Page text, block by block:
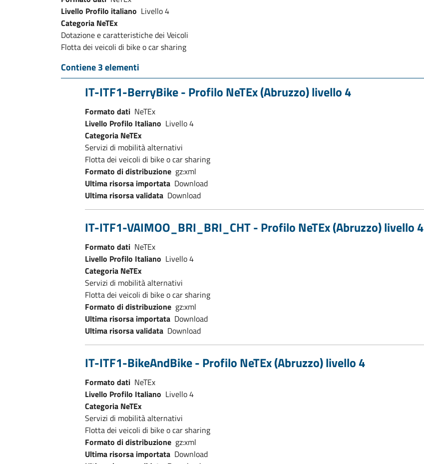
Livello Profilo italiano Livello 4
Categoria NeTEx
Dotazione e caratteristiche dei Veicoli
Flotta dei veicoli di bike o car sharing
Contiene 3 elementi
IT-ITF1-BerryBike - Profilo NeTEx (Abruzzo) livello 4
Formato dati NeTEx
Livello Profilo Italiano Livello 4
Categoria NeTEx
Servizi di mobilità alternativi
Flotta dei veicoli di bike o car sharing
Formato di distribuzione gz:xml
Ultima risorsa importata Download
Ultima risorsa validata Download
IT-ITF1-VAIMOO_BRI_BRI_CHT - Profilo NeTEx (Abruzzo) livello 4
Formato dati NeTEx
Livello Profilo Italiano Livello 4
Categoria NeTEx
Servizi di mobilità alternativi
Flotta dei veicoli di bike o car sharing
Formato di distribuzione gz:xml
Ultima risorsa importata Download
Ultima risorsa validata Download
IT-ITF1-BikeAndBike - Profilo NeTEx (Abruzzo) livello 4
Formato dati NeTEx
Livello Profilo Italiano Livello 4
Categoria NeTEx
Servizi di mobilità alternativi
Flotta dei veicoli di bike o car sharing
Formato di distribuzione gz:xml
Ultima risorsa importata Download